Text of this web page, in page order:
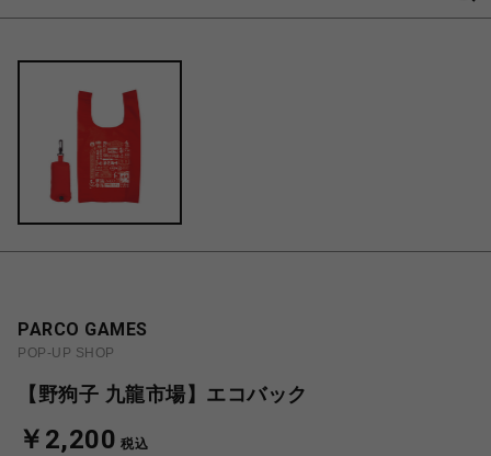
PARCO GAMES
POP-UP SHOP
【野狗子 九龍市場】エコバック
￥2,200 税込